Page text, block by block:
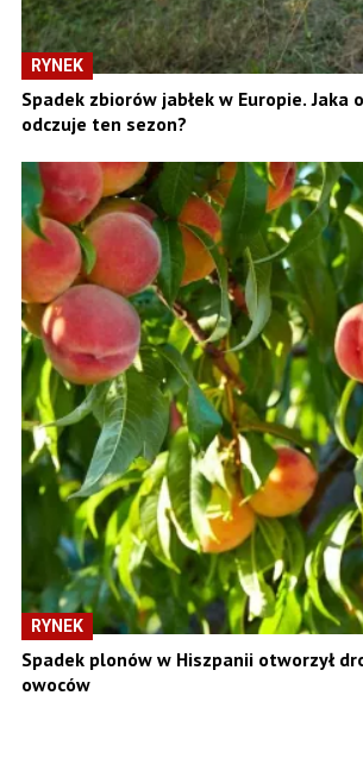
RYNEK
Spadek zbiorów jabłek w Europie.
odczuje ten sezon?
RYNEK
Spadek plonów w Hiszpanii otworzył
owoców